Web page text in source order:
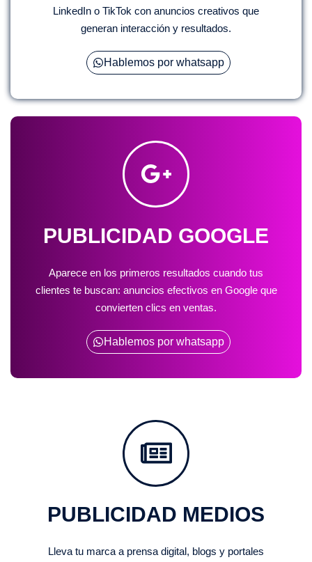
LinkedIn o TikTok con anuncios creativos que
generan interacción y resultados.
Hablemos por whatsapp
PUBLICIDAD GOOGLE
Aparece en los primeros resultados cuando tus
clientes te buscan: anuncios efectivos en Google que
convierten clics en ventas.
Hablemos por whatsapp
PUBLICIDAD MEDIOS
Lleva tu marca a prensa digital, blogs y portales